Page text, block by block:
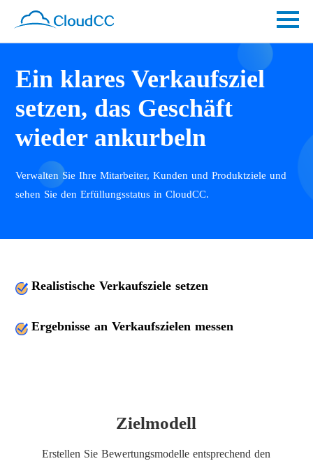
Ein klares Verkaufsziel
setzen, das Geschäft
wieder ankurbeln
Verwalten Sie Ihre Mitarbeiter, Kunden und Produktziele und
sehen Sie den Erfüllungsstatus in CloudCC.
Realistische Verkaufsziele setzen
Ergebnisse an Verkaufszielen messen
Zielmodell
Erstellen Sie Bewertungsmodelle entsprechend den